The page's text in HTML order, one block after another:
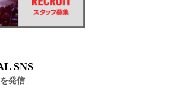
SNS
発信